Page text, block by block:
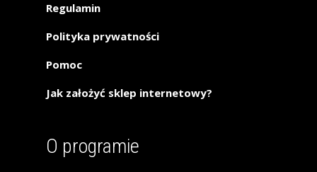
Regulamin
Polityka prywatności
Pomoc
Jak założyć sklep internetowy?
O programie